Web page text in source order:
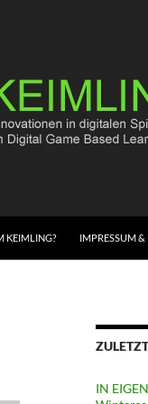
KEIMLING? IMPRESSUM &
IN